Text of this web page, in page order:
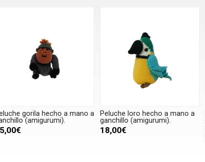
gorila hecho a mano a
(amigurumi).
Peluche loro hecho a mano a
ganchillo (amigurumi).
18,00€